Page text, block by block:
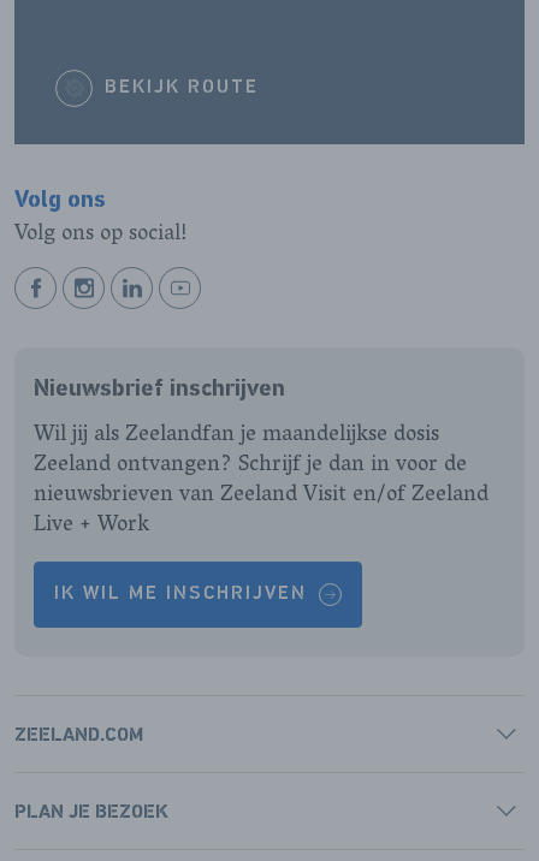
BEKIJK ROUTE
Volg ons
Volg ons op social!
BEKIJK
PAGINA
BEKIJK
PAGINA
BEKIJK
PAGINA
BEKIJK
PAGINA
Nieuwsbrief inschrijven
Wil jij als Zeelandfan je maandelijkse dosis
Zeeland ontvangen? Schrijf je dan in voor de
nieuwsbrieven van Zeeland Visit en/of Zeeland
Live + Work
IK WIL ME INSCHRIJVEN
ZEELAND.COM
PLAN JE BEZOEK